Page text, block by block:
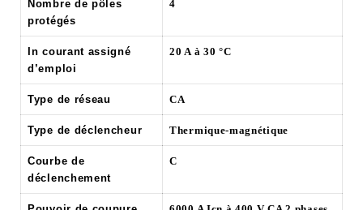
Nombre de pôles
protégés
4
In courant assigné
d’emploi
20 A à 30 °C
Type de réseau CA
Type de déclencheur Thermique-magnétique
Courbe de
déclenchement
C